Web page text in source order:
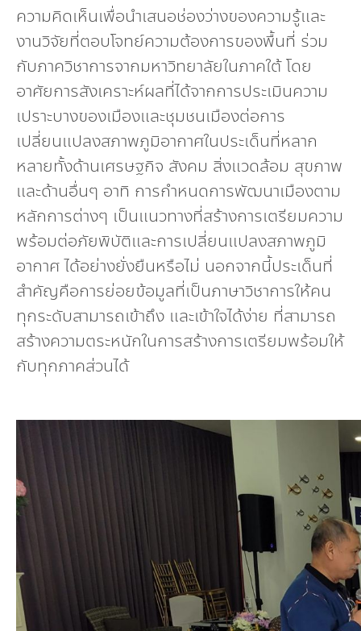
ความคิดเห็นเพื่อนำเสนอช่องว่างของความรู้และ
งานวิจัยที่ตอบโจทย์ความต้องการของพื้นที่ ร่วม
กับภาควิชาการจากมหาวิทยาลัยในภาคใต้ โดย
อาศัยการสังเคราะห์ผลที่ได้จากการประเมินความ
เปราะบางของเมืองและชุมชนเมืองต่อการ
เปลี่ยนแปลงสภาพภูมิอากาศในประเด็นที่หลาก
หลายทั้งด้านเศรษฐกิจ สังคม สิ่งแวดล้อม สุขภาพ
และด้านอื่นๆ อาทิ การกำหนดการพัฒนาเมืองตาม
หลักการต่างๆ เป็นแนวทางที่สร้างการเตรียมความ
พร้อมต่อภัยพิบัติและการเปลี่ยนแปลงสภาพภูมิ
อากาศ ได้อย่างยั่งยืนหรือไม่ นอกจากนี้ประเด็นที่
สำคัญคือการย่อยข้อมูลที่เป็นภาษาวิชาการให้คน
ทุกระดับสามารถเข้าถึง และเข้าใจได้ง่าย ที่สามารถ
สร้างความตระหนักในการสร้างการเตรียมพร้อมให้
กับทุกภาคส่วนได้